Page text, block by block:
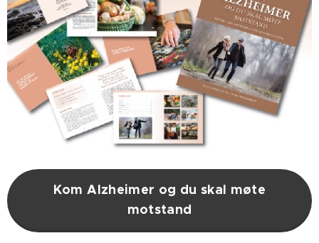
Kom Alzheimer og du skal møte
motstand